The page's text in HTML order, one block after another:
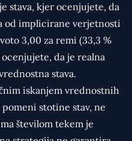
stava, kjer ocenjujete, da
od implicirane verjetnosti
3,00 za remi (33,3 %
da je realna
stava.
iskanjem vrednostnih
pomeni stotine stav, ne
številom tekem je